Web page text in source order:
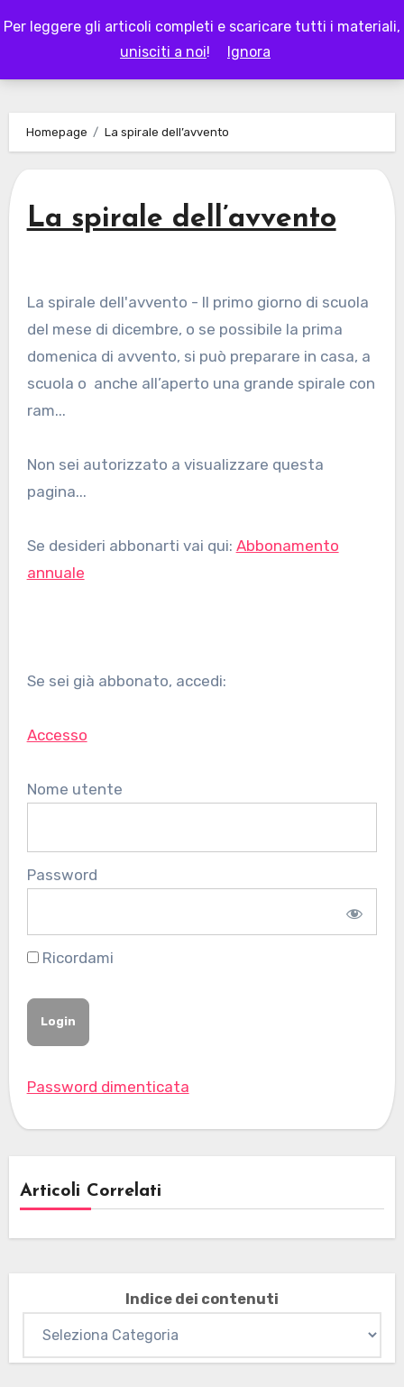
Per leggere gli articoli completi e scaricare tutti i materiali,
unisciti a noi! Ignora
to
LAPAPPADOLCE
Homepage La spirale dell’avvento
La spirale dell’avvento
La spirale dell'avvento - Il primo giorno di scuola
del mese di dicembre, o se possibile la prima
domenica di avvento, si può preparare in casa, a
scuola o anche all’aperto una grande spirale con
ram...
Non sei autorizzato a visualizzare questa
pagina...
Se desideri abbonarti vai qui: Abbonamento
annuale
Se sei già abbonato, accedi:
Accesso
Nome utente
Password
Ricordami
Password dimenticata
Articoli Correlati
Indice dei contenuti